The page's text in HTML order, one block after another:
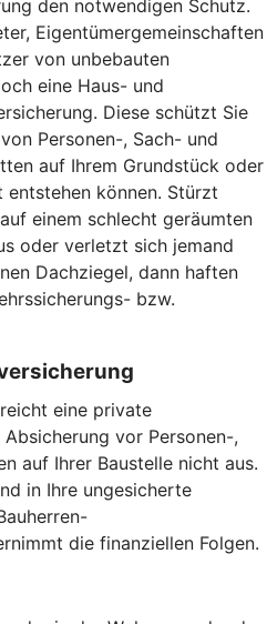
den notwendigen Schutz.
Eigentümergemeinschaften
von unbebauten
eine Haus- und
Diese schützt Sie
Personen-, Sach- und
auf Ihrem Grundstück oder
können. Stürzt
einem schlecht geräumten
oder verletzt sich jemand
Dachziegel, dann haften
bzw.
eine private
vor Personen-,
auf Ihrer Baustelle nicht aus.
in Ihre ungesicherte
die finanziellen Folgen.